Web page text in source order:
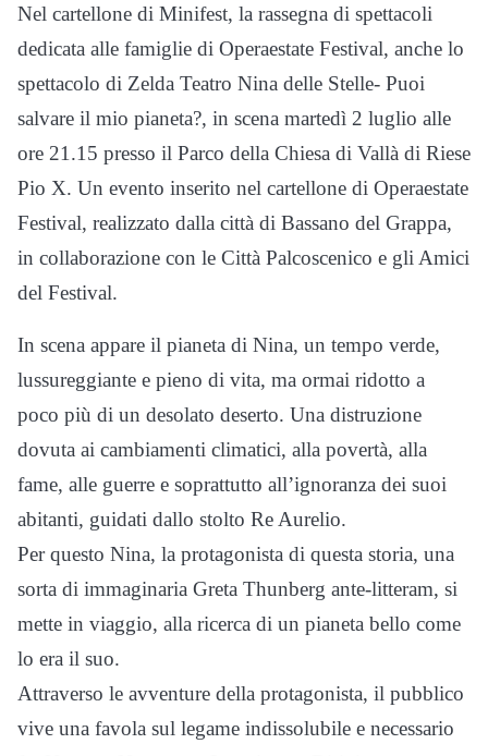
Nel cartellone di Minifest, la rassegna di spettacoli
dedicata alle famiglie di Operaestate Festival, anche lo
spettacolo di Zelda Teatro Nina delle Stelle- Puoi
salvare il mio pianeta?, in scena martedì 2 luglio alle
ore 21.15 presso il Parco della Chiesa di Vallà di Riese
Pio X. Un evento inserito nel cartellone di Operaestate
Festival, realizzato dalla città di Bassano del Grappa,
in collaborazione con le Città Palcoscenico e gli Amici
del Festival.
In scena appare il pianeta di Nina, un tempo verde,
lussureggiante e pieno di vita, ma ormai ridotto a
poco più di un desolato deserto. Una distruzione
dovuta ai cambiamenti climatici, alla povertà, alla
fame, alle guerre e soprattutto all’ignoranza dei suoi
abitanti, guidati dallo stolto Re Aurelio.
Per questo Nina, la protagonista di questa storia, una
sorta di immaginaria Greta Thunberg ante-litteram, si
mette in viaggio, alla ricerca di un pianeta bello come
lo era il suo.
Attraverso le avventure della protagonista, il pubblico
vive una favola sul legame indissolubile e necessario